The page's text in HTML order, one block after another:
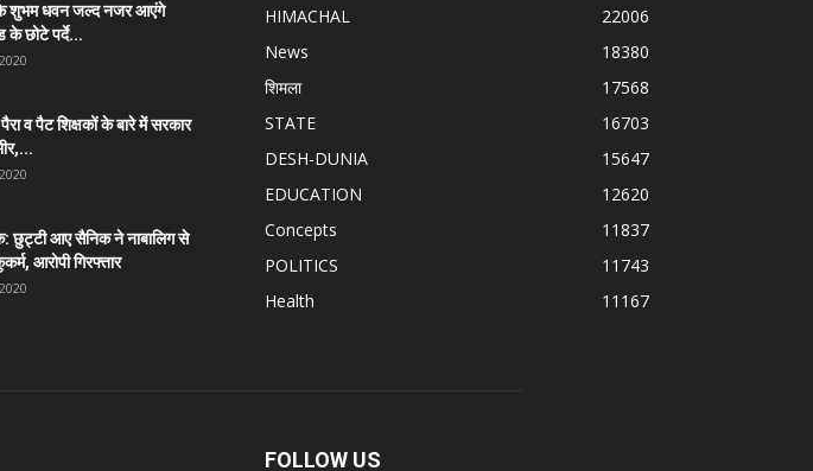
शुभम धवन जल्द नजर आएंगे
के छोटे पर्दे...
पैरा व पैट शिक्षकों के बारे में सरकार
छुट्टी आए सैनिक ने नाबालिग से
आरोपी गिरफ्तार
HIMACHAL
22006
News
18380
शिमला
17568
STATE
16703
DESH-DUNIA
15647
EDUCATION
12620
Concepts
11837
POLITICS
11743
Health
11167
FOLLOW US